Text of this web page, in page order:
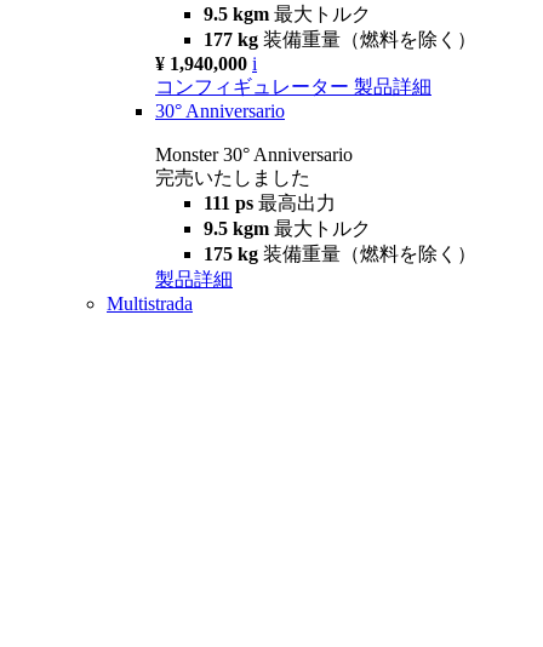
9.5 kgm 最大トルク
177 kg 装備重量（燃料を除く）
¥ 1,940,000 i
コンフィギュレーター 製品詳細
30° Anniversario
Monster 30° Anniversario
完売いたしました
111 ps 最高出力
9.5 kgm 最大トルク
175 kg 装備重量（燃料を除く）
製品詳細
Multistrada